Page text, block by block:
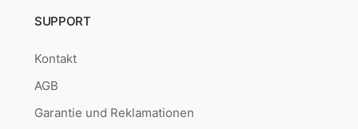
SUPPORT
Kontakt
AGB
Garantie und Reklamationen